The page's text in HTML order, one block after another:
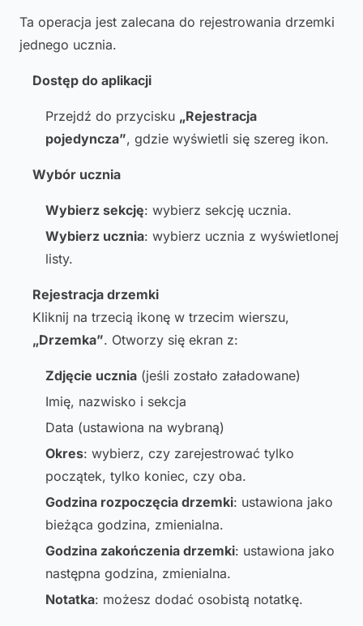
Ta operacja jest zalecana do rejestrowania drzemki
jednego ucznia.
Dostęp do aplikacji
Przejdź do przycisku „Rejestracja
pojedyncza”, gdzie wyświetli się szereg ikon.
Wybór ucznia
Wybierz sekcję: wybierz sekcję ucznia.
Wybierz ucznia: wybierz ucznia z wyświetlonej
listy.
Rejestracja drzemki
Kliknij na trzecią ikonę w trzecim wierszu,
„Drzemka”. Otworzy się ekran z:
Zdjęcie ucznia (jeśli zostało załadowane)
Imię, nazwisko i sekcja
Data (ustawiona na wybraną)
Okres: wybierz, czy zarejestrować tylko
początek, tylko koniec, czy oba.
Godzina rozpoczęcia drzemki: ustawiona jako
bieżąca godzina, zmienialna.
Godzina zakończenia drzemki: ustawiona jako
następna godzina, zmienialna.
Notatka: możesz dodać osobistą notatkę.